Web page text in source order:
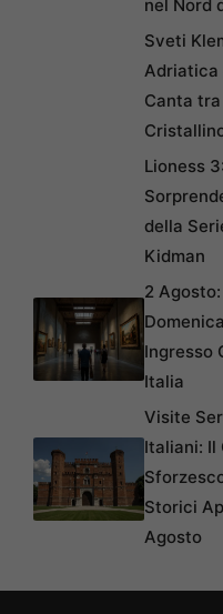
nel Nord
Sveti
Adriatica
Canta
Lioness
della
Kidman
2
Ingresso
Italia
Visite
Italiani: Il
Storici
Agosto